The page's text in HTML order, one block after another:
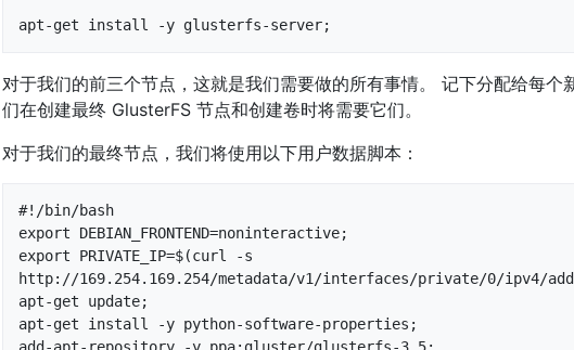
apt-get install -y glusterfs-server;
对于我们的前三个节点，这就是我们需要做的所有事情。 记下分配给每
们在创建最终 GlusterFS 节点和创建卷时将需要它们。
对于我们的最终节点，我们将使用以下用户数据脚本：
#!/bin/bash
export DEBIAN_FRONTEND=noninteractive;
export PRIVATE_IP=$(curl -s
http://169.254.169.254/metadata/v1/interfaces/private/0/ipv4/
apt-get update;
apt-get install -y python-software-properties;